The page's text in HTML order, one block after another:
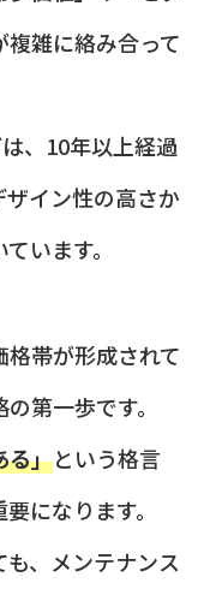
複雑に絡み合って
、10年以上経過
イン性の高さか
います。
帯が形成されて
第一歩です。
る」という格言
になります。
、メンテナンス